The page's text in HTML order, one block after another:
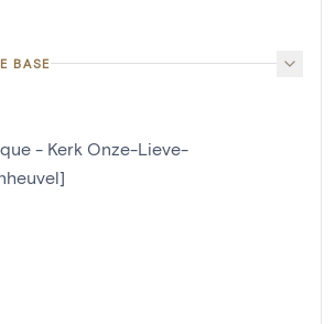
BASE
- Kerk Onze-Lieve-